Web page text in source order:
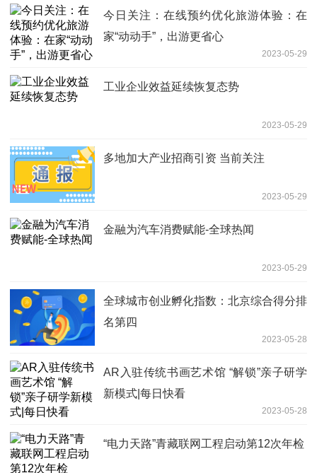
今日关注：在线预约优化旅游体验：在
家“动动手”，出游更省心
2023-05-29
工业企业效益延续恢复态势
2023-05-29
多地加大产业招商引资 当前关注
2023-05-29
金融为汽车消费赋能-全球热闻
2023-05-29
全球城市创业孵化指数：北京综合得分排
名第四
2023-05-28
AR入驻传统书画艺术馆 “解锁”亲子研学
新模式|每日快看
2023-05-28
“电力天路”青藏联网工程启动第12次年检